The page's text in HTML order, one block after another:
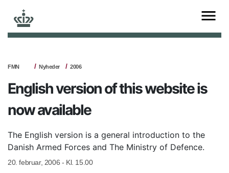
FMN Nyheder 2006
English version of this website is
now available
The English version is a general introduction to the
Danish Armed Forces and The Ministry of Defence.
20. februar, 2006 - Kl. 15.00